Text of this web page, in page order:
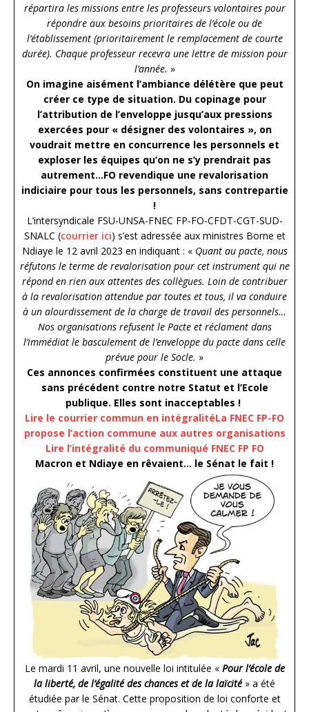
répartira les missions entre les professeurs volontaires pour
répondre aux besoins prioritaires de l’école ou de
l’établissement (prioritairement le remplacement de courte
durée). Chaque professeur recevra une lettre de mission pour
l’année. »
On imagine aisément l’ambiance délétère que peut
créer ce type de situation. Du copinage pour
l’attribution de l’enveloppe jusqu’aux pressions
exercées pour « désigner des volontaires », on
voudrait mettre en concurrence les personnels et
exploser les équipes qu’on ne s’y prendrait pas
autrement…FO revendique une revalorisation
indiciaire pour tous les personnels, sans contrepartie
!
L’intersyndicale FSU-UNSA-FNEC FP-FO-CFDT-CGT-SUD-
SNALC (courrier ici) s’est adressée aux ministres Borne et
Ndiaye le 12 avril 2023 en indiquant : « Quant au pacte, nous
réfutons le terme de revalorisation pour cet instrument qui ne
répond en rien aux attentes des collègues. Loin de contribuer
à la revalorisation attendue par toutes et tous, il va conduire
à un alourdissement de la charge de travail des personnels…
Nos organisations refusent le Pacte et réclament dans
l’immédiat le basculement de l’enveloppe du pacte dans celle
prévue pour le Socle. »
Ces annonces confirmées constituent une attaque
sans précédent contre notre Statut et l’Ecole
publique. Elles sont inacceptables !
Lire le courrier commun en intégralitéLa FNEC FP-FO
propose l’action commune aux autres organisations
Lire l’intégralité du communiqué FNEC FP FO
Macron et Ndiaye en rêvaient… le Sénat le fait !
Le mardi 11 avril, une nouvelle loi intitulée « Pour l’école de
la liberté, de l’égalité des chances et de la laïcité » a été
étudiée par le Sénat. Cette proposition de loi conforte et